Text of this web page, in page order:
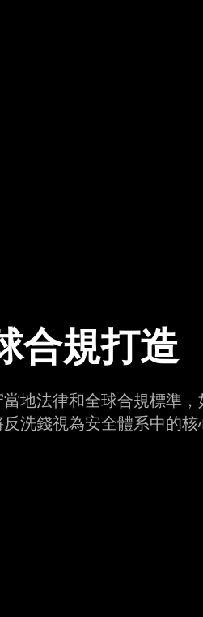
合規打造
地法律和全球合規標準，
洗錢視為安全體系中的核